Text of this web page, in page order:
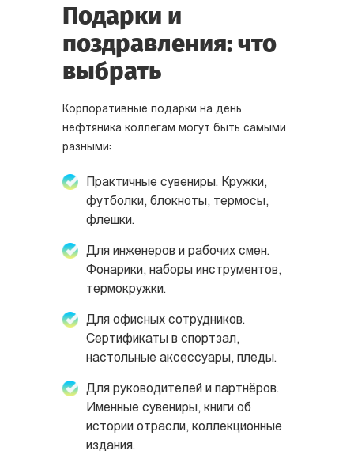
Подарки и
поздравления: что
выбрать
Корпоративные подарки на день
нефтяника коллегам могут быть самыми
разными:
Практичные сувениры. Кружки,
футболки, блокноты, термосы,
флешки.
Для инженеров и рабочих смен.
Фонарики, наборы инструментов,
термокружки.
Для офисных сотрудников.
Сертификаты в спортзал,
настольные аксессуары, пледы.
Для руководителей и партнёров.
Именные сувениры, книги об
истории отрасли, коллекционные
издания.